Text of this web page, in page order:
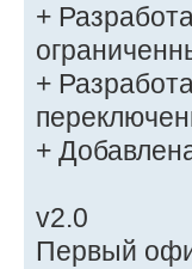
+
+
+
v2.0
Первый